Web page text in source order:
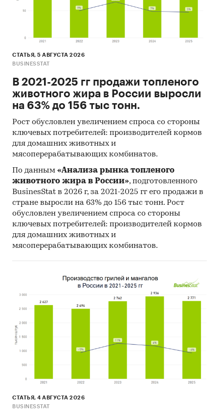
СТАТЬЯ, 5 АВГУСТА 2026
BUSINESSTAT
В 2021-2025 гг продажи топленого
животного жира в России выросли
на 63% до 156 тыс тонн.
Рост обусловлен увеличением спроса со стороны
ключевых потребителей: производителей кормов
для домашних животных и
мясоперерабатывающих комбинатов.
По данным «Анализа рынка топленого
животного жира в России», подготовленного
BusinesStat в 2026 г, за 2021-2025 гг его продажи в
стране выросли на 63% до 156 тыс тонн. Рост
обусловлен увеличением спроса со стороны
ключевых потребителей: производителей кормов
для домашних животных и
мясоперерабатывающих комбинатов.
СТАТЬЯ, 4 АВГУСТА 2026
BUSINESSTAT